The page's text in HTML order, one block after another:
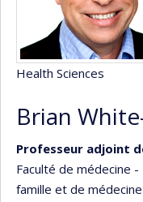
Health Sciences
Brian
Professeur adjoint
Faculté de médecine
famille et de